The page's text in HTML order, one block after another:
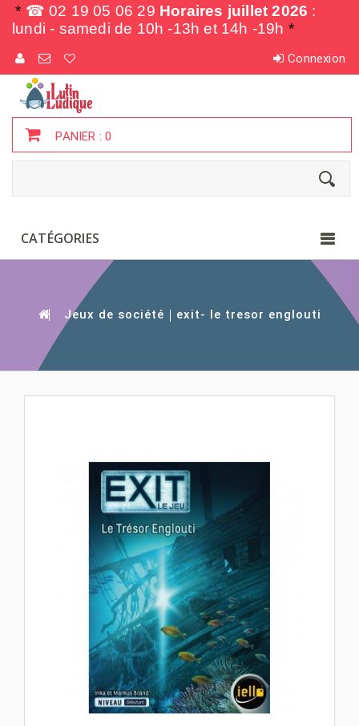
* ☎ 02 19 05 06 29 Horaires juillet 2026 :
lundi - samedi de 10h -13h et 14h -19h *
Connexion
PANIER :0
CATÉGORIES
Jeux de société exit- le tresor englouti